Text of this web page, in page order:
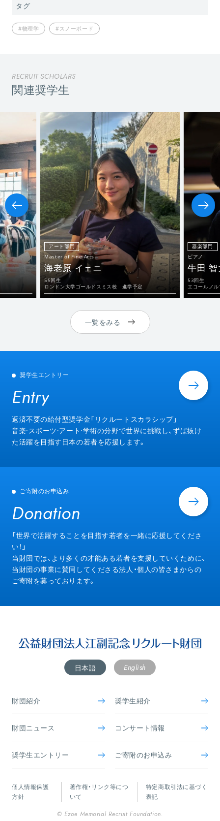
タグ
#物理学 #スノーボード
RECRUIT SCHOLARS
関連奨学生
アート部門
Master of Fine Arts
海老原 イェニ
55回生
ロンドン大学ゴールドスミス校 進学予定
器楽部門
ピアノ
牛田 智
53回生
エコールノ
一覧をみる
奨学生エントリー
Entry
Entry
返済不要の給付型奨学金「リクルートスカラシップ」
音楽·スポーツ·アート·学術の分野で世界に挑戦し、ずば抜け
た活躍を目指す日本の若者を応援します。
ご寄附のお申込み
Donation
Donation
「世界で活躍することを目指す若者を一緒に応援してくださ
い！」
当財団では、より多くの才能ある若者を支援していくために、
当財団の事業に賛同してくださる法人・個人の皆さまからの
ご寄附を募っております。
日本語 English
財団紹介 奨学生紹介
財団ニュース コンサート情報
奨学生エントリー ご寄附のお申込み
個人情報保護
方針
著作権・リンク等につ
いて
特定商取引法に基づく
表記
© Ezoe Memorial Recruit Foundation.